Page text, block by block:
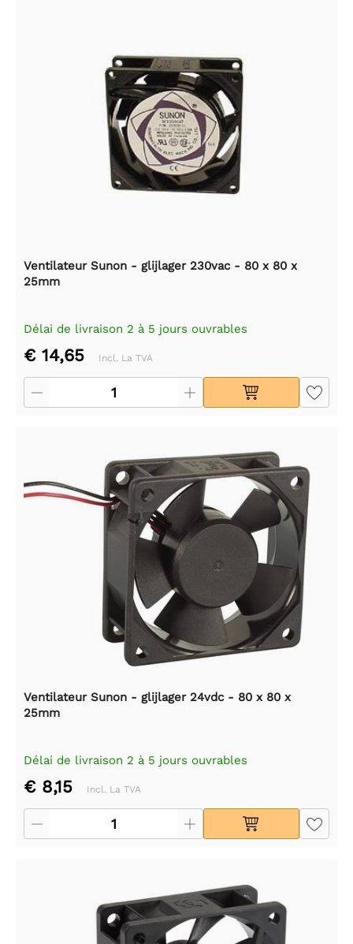
Ventilateur Sunon - glijlager 230vac - 80 x 80 x
25mm
Délai de livraison 2 à 5 jours ouvrables
€ 14,65 Incl. La TVA
Ventilateur Sunon - glijlager 24vdc - 80 x 80 x
25mm
Délai de livraison 2 à 5 jours ouvrables
€ 8,15 Incl. La TVA